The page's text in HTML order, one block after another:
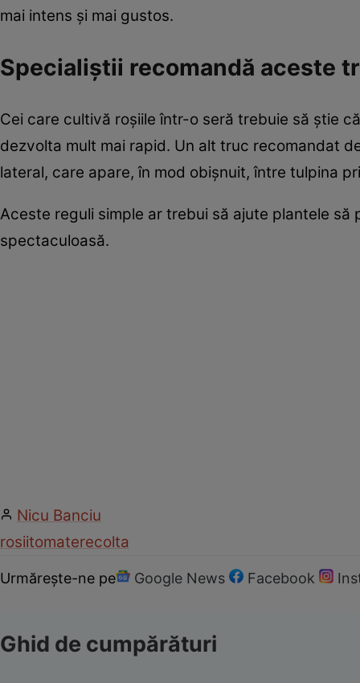
mai intens și mai gustos.
Specialiștii recomandă aceste
Cei care cultivă roșiile într-o seră trebuie să știe
dezvolta mult mai rapid. Un alt truc recomandat
lateral, care apare, în mod obișnuit, între tulpina
Aceste reguli simple ar trebui să ajute plantele
spectaculoasă.
Nicu Banciu
rosiitomaterecolta
Urmărește-ne pe Google News Facebook
Ghid de cumpărături